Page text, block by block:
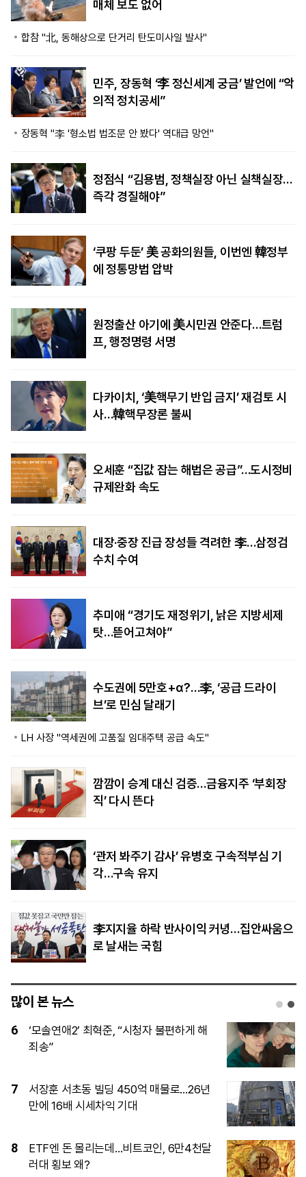
매체 보도 없어
합참 "北, 동해상으로 단거리 탄도미사일 발사"
민주, 장동혁 ‘李 정신세계 궁금’ 발언에 “악
의적 정치공세”
장동혁 "李 '형소법 법조문 안 봤다' 역대급 망언"
정점식 “김용범, 정책실장 아닌 실책실장…
즉각 경질해야”
‘쿠팡 두둔’ 美 공화의원들, 이번엔 韓정부
에 정통망법 압박
원정출산 아기에 美시민권 안준다…트럼
프, 행정명령 서명
다카이치, ‘美핵무기 반입 금지’ 재검토 시
사…韓핵무장론 불씨
오세훈 “집값 잡는 해법은 공급”…도시정비
규제완화 속도
대장·중장 진급 장성들 격려한 李…삼정검
수치 수여
추미애 “경기도 재정위기, 낡은 지방세제
탓…뜯어고쳐야”
수도권에 5만호+α?…李, ‘공급 드라이
브’로 민심 달래기
LH 사장 "역세권에 고품질 임대주택 공급 속도"
깜깜이 승계 대신 검증…금융지주 ‘부회장
직’ 다시 뜬다
‘관저 봐주기 감사’ 유병호 구속적부심 기
각…구속 유지
李지지율 하락 반사이익 커녕…집안싸움으
로 날새는 국힘
많이 본 뉴스
1
[단독]15사단 ‘투표권 미보장’…초급간부
들이 질책 두려워 ‘자체누락’
2
LG AI 파운데이션 모델 ‘엑사원’, 美·中 제
치고 세계 최고 성능 입증
3
[체험기] 삼성 비스포크 로봇청소기…‘청
소로부터의 자유’ 얼마나 가능할까